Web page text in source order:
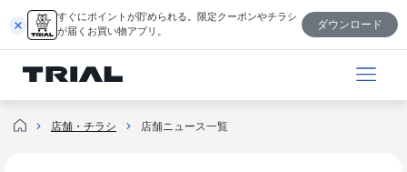
を
キ
すぐにポイントが貯められる。限定クーポンやチラシ
が届くお買い物アプリ。
ダウンロード
店舗・チラシ 店舗ニュース一覧